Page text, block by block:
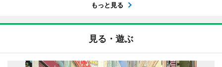
もっと見る
見る・遊ぶ